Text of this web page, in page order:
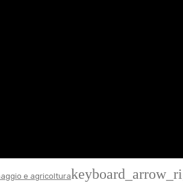
e agricoltura